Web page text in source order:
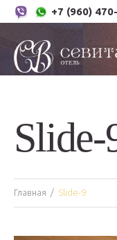
+7 (960)
Slide-
Главная Slide-9